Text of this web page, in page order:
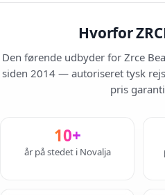
Hvorfor
Den førende udbyder for Zrce
siden 2014 — autoriseret tysk
pris
10+
år på stedet i Novalja